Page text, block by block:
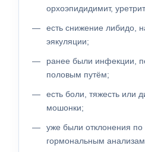
орхоэпидидимит,
есть снижение либидо,
эякуляции;
ранее были инфекции,
половым путём;
есть боли, тяжесть или
мошонки;
уже были отклонения
гормональным анализам.